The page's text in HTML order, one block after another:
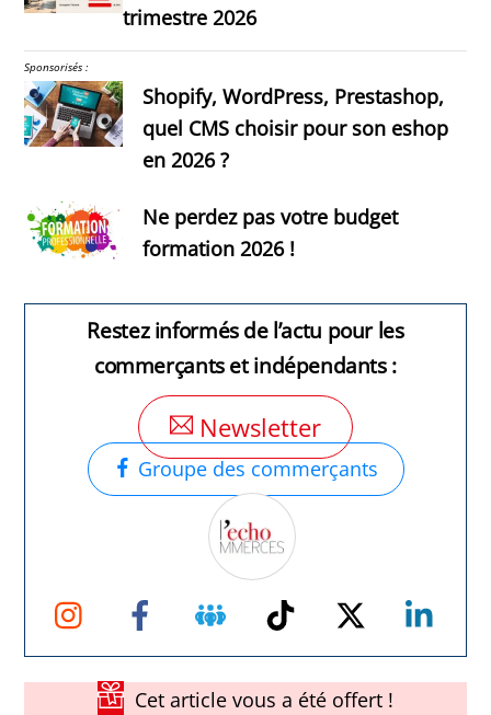
trimestre 2026
Sponsorisés :
Shopify, WordPress, Prestashop,
quel CMS choisir pour son eshop
en 2026 ?
Ne perdez pas votre budget
formation 2026 !
Restez informés de l’actu pour les
commerçants et indépendants :
Newsletter
Groupe des commerçants
Instagram Facebook Groupe
Facebook
TikTok Twitter
Cet article vous a été offert !